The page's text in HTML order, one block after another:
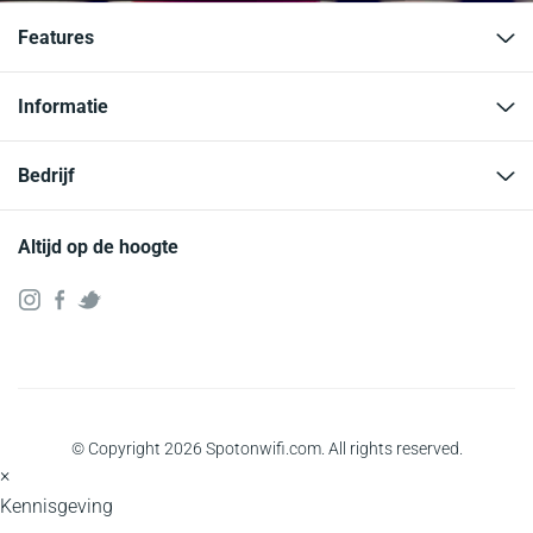
Features
Informatie
Bedrijf
Altijd op de hoogte
© Copyright 2026 Spotonwifi.com. All rights reserved.
×
Kennisgeving